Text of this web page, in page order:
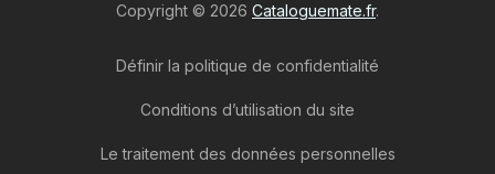
Copyright © 2026 Cataloguemate.fr.
Définir la politique de confidentialité
Conditions d’utilisation du site
Le traitement des données personnelles